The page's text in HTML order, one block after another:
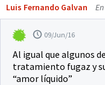
Luis Fernando Galvan
09/Jun/16
Al igual que algunos
tratamiento fugaz y
“amor líquido”